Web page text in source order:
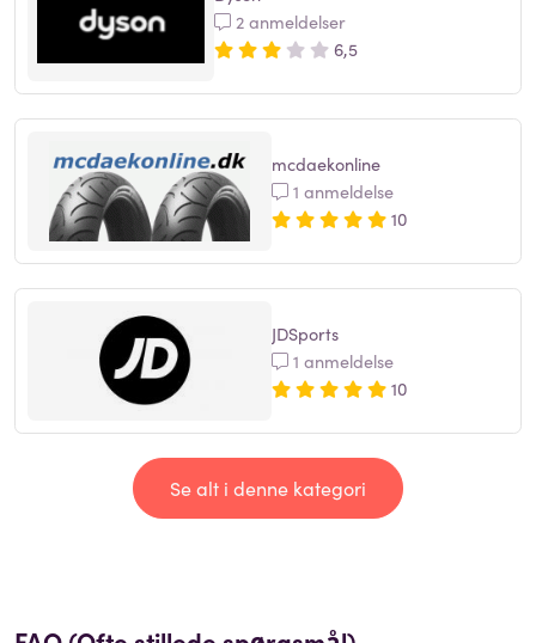
2 anmeldelser
6,5
mcdaekonline
1 anmeldelse
10
JDSports
1 anmeldelse
10
Se alt i denne kategori